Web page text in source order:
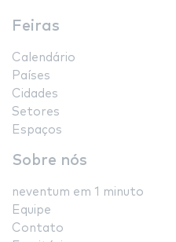
Feiras
Calendário
Países
Cidades
Setores
Espaços
Sobre nós
neventum em 1 minuto
Equipe
Contato